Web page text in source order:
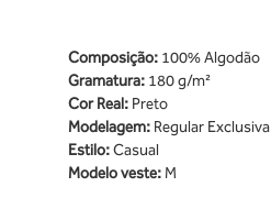
Composição: 100% Algodão
Gramatura: 180 g/m²
Cor Real: Preto
Modelagem: Regular Exclusiva
Estilo:Casual
Modelo veste: M